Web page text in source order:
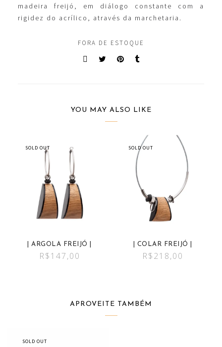
madeira freijó, em diálogo constante com a
rigidez do acrílico, através da marchetaria.
FORA DE ESTOQUE
YOU MAY ALSO LIKE
SOLD OUT
| ARGOLA FREIJÓ |
R$147,00
SOLD OUT
| COLAR FREIJÓ |
R$218,00
APROVEITE TAMBÉM
SOLD OUT